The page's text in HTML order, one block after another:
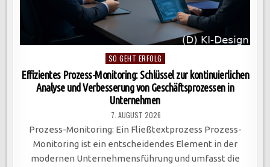
Posted
in
SO GEHT ERFOLG
Effizientes Prozess-Monitoring: Schlüssel zur kontinuierlichen
Analyse und Verbesserung von Geschäftsprozessen in
Unternehmen
7. AUGUST 2026
Prozess-Monitoring: Ein Fließtextprozess Prozess-
Monitoring ist ein entscheidendes Element in der
modernen Unternehmensführung und umfasst die